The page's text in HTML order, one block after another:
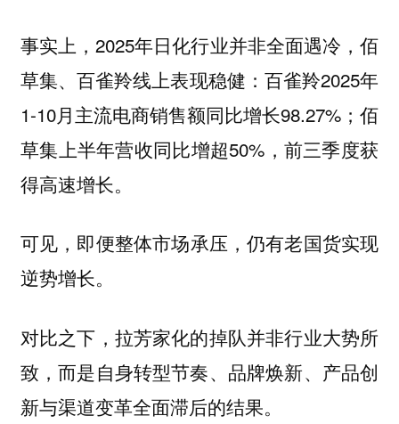
事实上，2025年日化行业并非全面遇冷，佰
草集、百雀羚线上表现稳健：百雀羚2025年
1-10月主流电商销售额同比增长98.27%；佰
草集上半年营收同比增超50%，前三季度获
得高速增长。
可见， 即便整体市场承压，仍有老国货实现
逆势增长。
对比之下，拉芳家化的掉队并非行业大势所
致，而是自身转型节奏、品牌焕新、产品创
新与渠道变革全面滞后的结果。